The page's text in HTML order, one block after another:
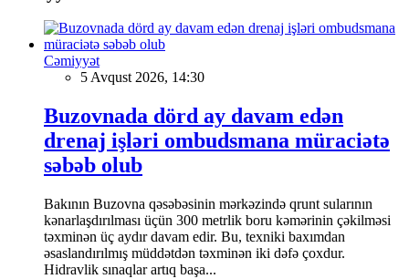
Cəmiyyət
5 Avqust 2026, 14:30
Buzovnada dörd ay davam edən
drenaj işləri ombudsmana müraciətə
səbəb olub
Bakının Buzovna qəsəbəsinin mərkəzində qrunt sularının
kənarlaşdırılması üçün 300 metrlik boru kəmərinin çəkilməsi
təxminən üç aydır davam edir. Bu, texniki baxımdan
əsaslandırılmış müddətdən təxminən iki dəfə çoxdur.
Hidravlik sınaqlar artıq başa...